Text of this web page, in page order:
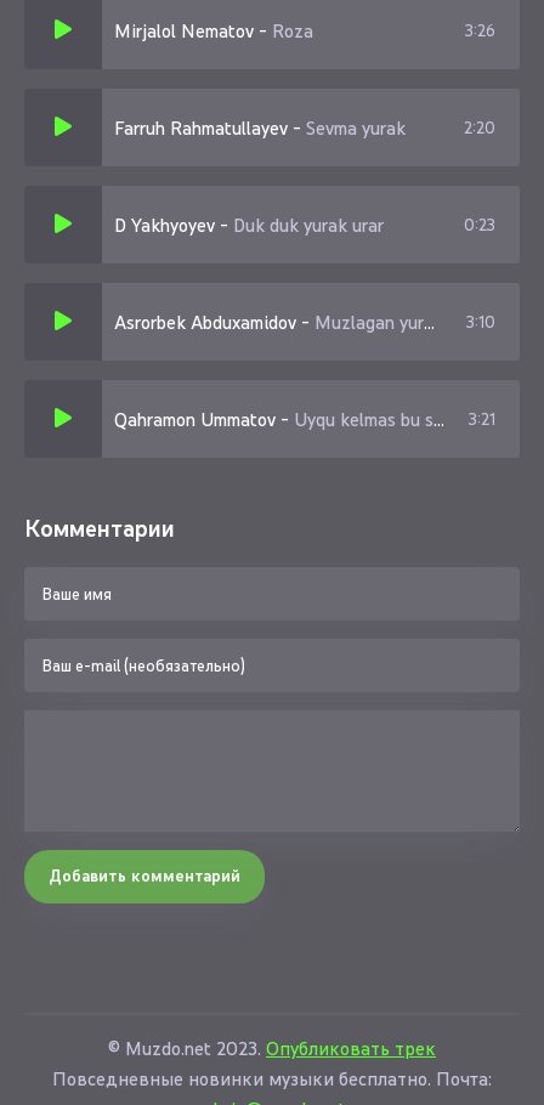
Yorga so'zlar kor qilmadi
U sof sevgimni bilmadi
So'ng ketmoqqa or qilmadi
Uchdi osmonlarga baxtlar
Mirjalol Nematov - Roza 3:26
Farruh Rahmatullayev - Sevma yurak 2:20
D Yakhyoyev - Duk duk yurak urar 0:23
Asrorbek Abduxamidov - Muzlagan yurak 3:10
Qahramon Ummatov - Uyqu kelmas bu sevgining dastidan 3:21
Комментарии
Добавить комментарий
© Muzdo.net 2023. Опубликовать трек
Повседневные новинки музыки бесплатно. Почта: